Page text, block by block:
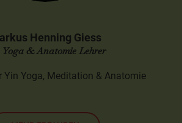
Henning Giess
& Anatomie Lehrer
Yin Yoga, Meditation & Anatomie